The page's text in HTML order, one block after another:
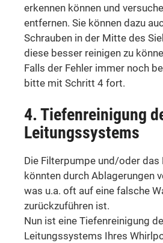
erkennen können und
entfernen. Sie können dazu
Schrauben in der Mitte des
diese besser reinigen zu
Falls der Fehler immer noch
bitte mit Schritt 4 fort.
4. Tiefenreinigung
Leitungssystems
Die Filterpumpe und/oder das
könnten durch Ablagerungen
was u.a. oft auf eine falsche
zurückzuführen ist.
Nun ist eine Tiefenreinigung
Leitungssystems Ihres